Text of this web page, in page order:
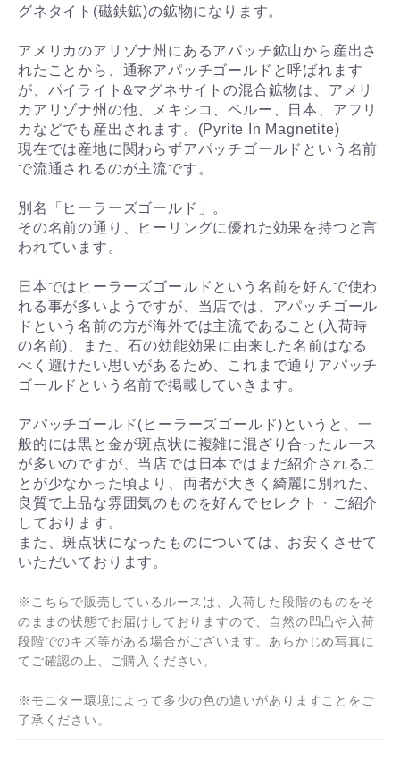
グネタイト(磁鉄鉱)の鉱物になります。
アメリカのアリゾナ州にあるアパッチ鉱山から産出さ
れたことから、通称アパッチゴールドと呼ばれます
が、パイライト&マグネサイトの混合鉱物は、アメリ
カアリゾナ州の他、メキシコ、ペルー、日本、アフリ
カなどでも産出されます。(Pyrite In Magnetite)
現在では産地に関わらずアパッチゴールドという名前
で流通されるのが主流です。
別名「ヒーラーズゴールド」。
その名前の通り、ヒーリングに優れた効果を持つと言
われています。
日本ではヒーラーズゴールドという名前を好んで使わ
れる事が多いようですが、当店では、アパッチゴール
ドという名前の方が海外では主流であること(入荷時
の名前)、また、石の効能効果に由来した名前はなる
べく避けたい思いがあるため、これまで通りアパッチ
ゴールドという名前で掲載していきます。
アパッチゴールド(ヒーラーズゴールド)というと、一
般的には黒と金が斑点状に複雑に混ざり合ったルース
が多いのですが、当店では日本ではまだ紹介されるこ
とが少なかった頃より、両者が大きく綺麗に別れた、
良質で上品な雰囲気のものを好んでセレクト・ご紹介
しております。
また、斑点状になったものについては、お安くさせて
いただいております。
※こちらで販売しているルースは、入荷した段階のものをそ
のままの状態でお届けしておりますので、自然の凹凸や入荷
段階でのキズ等がある場合がございます。あらかじめ写真に
てご確認の上、ご購入ください。
※モニター環境によって多少の色の違いがありますことをご
了承ください。